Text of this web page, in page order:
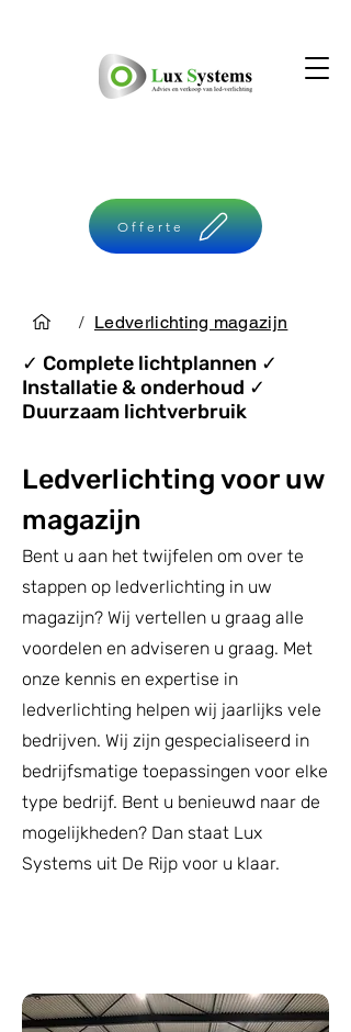
Offerte
/ Ledverlichting magazijn
✓ Complete lichtplannen ✓
Installatie & onderhoud ✓
Duurzaam lichtverbruik
Ledverlichting voor uw
magazijn
Bent u aan het twijfelen om over te
stappen op ledverlichting in uw
magazijn? Wij vertellen u graag alle
voordelen en adviseren u graag. Met
onze kennis en expertise in
ledverlichting helpen wij jaarlijks vele
bedrijven. Wij zijn gespecialiseerd in
bedrijfsmatige toepassingen voor elke
type bedrijf. Bent u benieuwd naar de
mogelijkheden? Dan staat Lux
Systems uit De Rijp voor u klaar.